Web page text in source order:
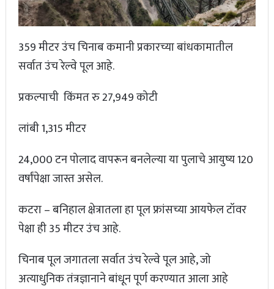
359 मीटर उंच चिनाब कमानी प्रकारच्या बांधकामातील
सर्वात उंच रेल्वे पूल आहे.
प्रकल्पाची किंमत रु 27,949 कोटी
लांबी 1,315 मीटर
24,000 टन पोलाद वापरून बनलेल्या या पुलाचे आयुष्य 120
वर्षांपेक्षा जास्त असेल.
कटरा – बनिहाल क्षेत्रातला हा पूल फ्रांसच्या आयफेल टॉवर
पेक्षा ही 35 मीटर उंच आहे.
चिनाब पूल जगातला सर्वात उंच रेल्वे पूल आहे, जो
अत्याधुनिक तंत्रज्ञानाने बांधून पूर्ण करण्यात आला आहे